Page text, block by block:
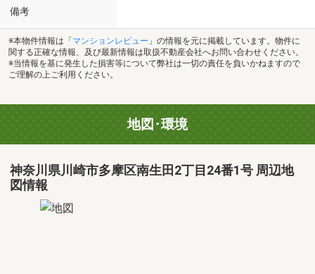
備考
※本物件情報は「 マンションレビュー 」の情報を元に掲載しています。物件に
関する正確な情報、及び最新情報は取扱不動産会社へお問い合わせください。
※当情報を基に発生した損害等について弊社は一切の責任を負いかねますので
ご理解の上ご利用ください。
地図･環境
神奈川県川崎市多摩区南生田2丁目24番1号 周辺地
図情報